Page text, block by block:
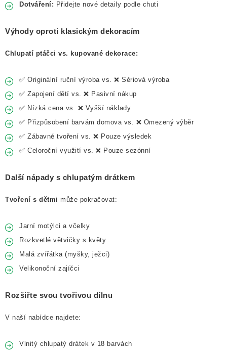
Dotváření: Přidejte nové detaily podle chuti
Výhody oproti klasickým dekoracím
Chlupatí ptáčci vs. kupované dekorace:
✅ Originální ruční výroba vs. ❌ Sériová výroba
✅ Zapojení dětí vs. ❌ Pasivní nákup
✅ Nízká cena vs. ❌ Vyšší náklady
✅ Přizpůsobení barvám domova vs. ❌ Omezený výběr
✅ Zábavné tvoření vs. ❌ Pouze výsledek
✅ Celoroční využití vs. ❌ Pouze sezónní
Další nápady s chlupatým drátkem
Tvoření s dětmi může pokračovat:
Jarní motýlci a včelky
Rozkvetlé větvičky s květy
Malá zvířátka (myšky, ježci)
Velikonoční zajíčci
Rozšiřte svou tvořivou dílnu
V naší nabídce najdete:
Vlnitý chlupatý drátek v 18 barvách